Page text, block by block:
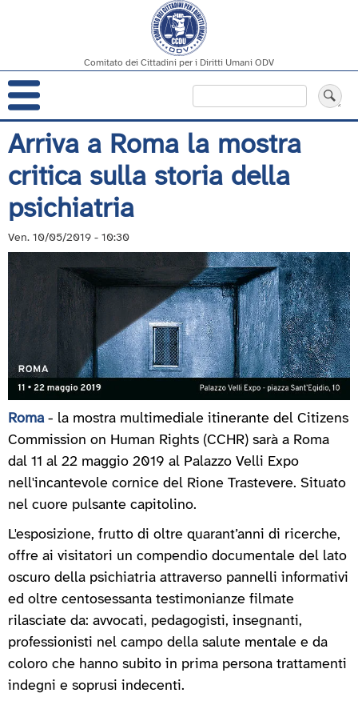
Salta
al
contenuto
principale
Comitato dei Cittadini per i Diritti Umani ODV
Navigazione
principale
Arriva a Roma la mostra
critica sulla storia della
psichiatria
Ven. 10/05/2019 - 10:30
Roma- la mostra multimediale itinerante del Citizens
Commission on Human Rights (CCHR) sarà a Roma
dal 11 al 22 maggio 2019 al Palazzo Velli Expo
nell'incantevole cornice del Rione Trastevere. Situato
nel cuore pulsante capitolino.
L'esposizione, frutto di oltre quarant’anni di ricerche,
offre ai visitatori un compendio documentale del lato
oscuro della psichiatria attraverso pannelli informativi
ed oltre centosessanta testimonianze filmate
rilasciate da: avvocati, pedagogisti, insegnanti,
professionisti nel campo della salute mentale e da
coloro che hanno subito in prima persona trattamenti
indegni e soprusi indecenti.